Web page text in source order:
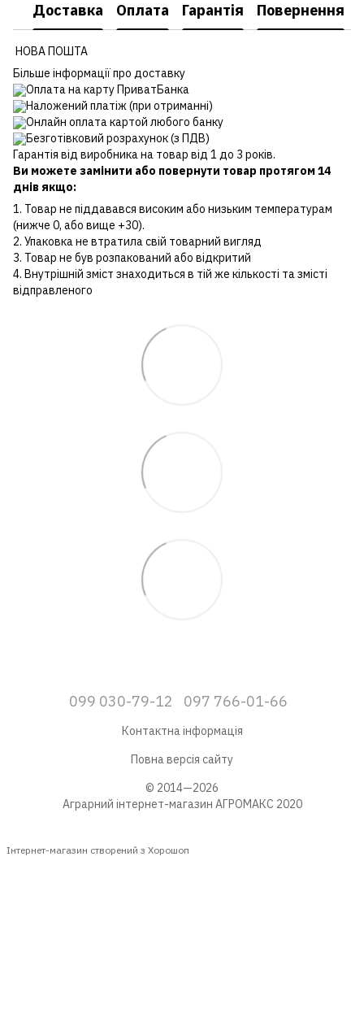
Доставка Оплата Гарантія Повернення
НОВА ПОШТА
Більше інформації про доставку
Оплата на карту ПриватБанка
Наложений платіж (при отриманні)
Онлайн оплата картой любого банку
Безготівковий розрахунок (з ПДВ)
Гарантія від виробника на товар від 1 до 3 років.
Ви можете замінити або повернути товар протягом 14
днів якщо:
1. Товар не піддавався високим або низьким температурам
(нижче 0, або вище +30).
2. Упаковка не втратила свій товарний вигляд
3. Товар не був розпакований або відкритий
4. Внутрішній зміст знаходиться в тій же кількості та змісті
відправленого
099 030-79-12 097 766-01-66
Контактна інформація
Повна версія сайту
© 2014—2026
Аграрний інтернет-магазин АГРОМАКС 2020
Інтернет-магазин створений з Хорошоп